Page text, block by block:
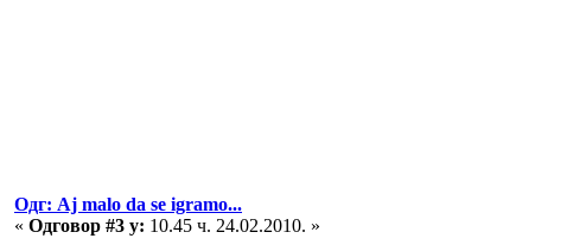
Одг: Aj malo da se igramo...
« Одговор #3 у: 10.45 ч. 24.02.2010. »